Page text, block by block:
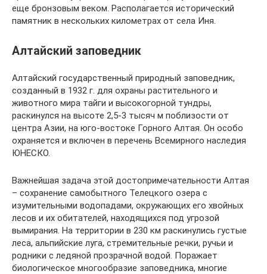
еще бронзовым веком. Располагается исторический
памятник в нескольких километрах от села Иня.
Алтайский заповедник
Алтайский государственный природный заповедник,
созданный в 1932 г. для охраны растительного и
животного мира тайги и высокогорной тундры,
раскинулся на высоте 2,5-3 тысяч м поблизости от
центра Азии, на юго-востоке Горного Алтая. Он особо
охраняется и включен в перечень Всемирного наследия
ЮНЕСКО.
Важнейшая задача этой достопримечательности Алтая
– сохранение самобытного Телецкого озера с
изумительными водопадами, окружающих его хвойных
лесов и их обитателей, находящихся под угрозой
вымирания. На территории в 230 км раскинулись густые
леса, альпийские луга, стремительные речки, ручьи и
родники с ледяной прозрачной водой. Поражает
биологическое многообразие заповедника, многие